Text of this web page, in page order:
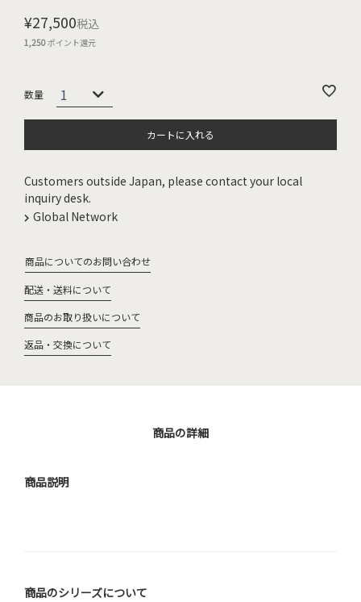
¥27,500税込
1,250ポイント還元
カートに入れる
Customers outside Japan, please contact your local
inquiry desk.
Global Network
商品についてのお問い合わせ
配送・送料について
商品のお取り扱いについて
返品・交換について
商品の詳細
商品説明
商品のシリーズについて